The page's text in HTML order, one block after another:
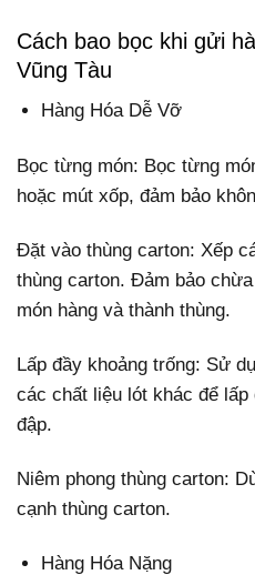
Cách bao bọc khi gửi
Vũng Tàu
Hàng Hóa Dễ Vỡ
Bọc từng món: Bọc từng
hoặc mút xốp, đảm bảo
Đặt vào thùng carton: Xếp
thùng carton. Đảm bảo
món hàng và thành thùng.
Lấp đầy khoảng trống: Sử
các chất liệu lót khác để
đập.
Niêm phong thùng carton:
cạnh thùng carton.
Hàng Hóa Nặng